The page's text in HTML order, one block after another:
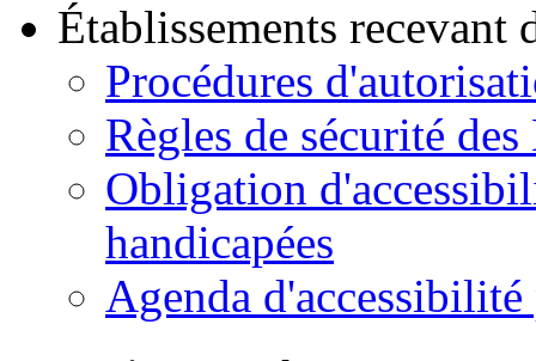
Établissements recevant
Procédures
Règles de sécurité des
Obligation
handicapées
Agenda